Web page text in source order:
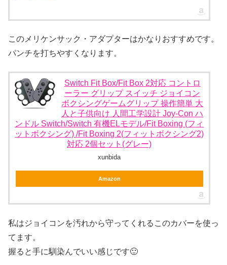
このメリケンサック・アダプターはかなりおすすめです。
パンチを打ちやすくなります。
Switch Fit Box/Fit Box 2対応 コントロ
ーラー グリップ スイッチ ジョイコン
ボクシングゲームグリップ 操作簡単 大
人と子供向け 人間工学設計 Joy-Con ハ
ンドル Switch/Switch 有機ELモデル/Fit Boxing (フィ
ットボクシング) /Fit Boxing 2(フィットボクシング2)
対応 2個セット(グレー)
xunbida
Amazon
私はジョイコンを汚れから守ってくれるこのカバーを使っ
てます。
握ると手に馴染んでいい感じです🙂